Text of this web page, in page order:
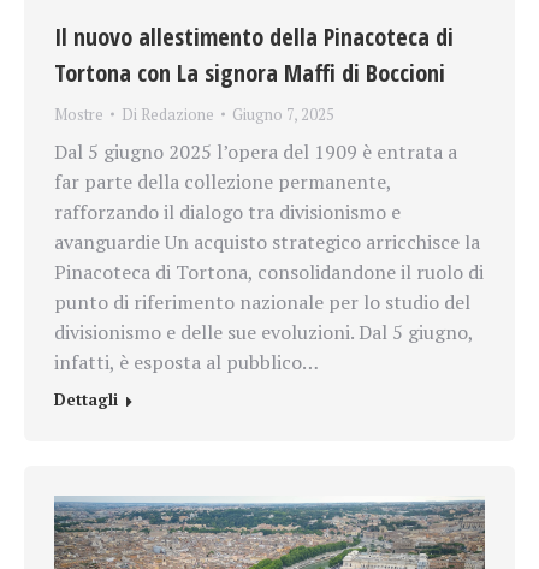
Il nuovo allestimento della Pinacoteca di
Tortona con La signora Maffi di Boccioni
Mostre Di Redazione Giugno 7, 2025
Dal 5 giugno 2025 l’opera del 1909 è entrata a
far parte della collezione permanente,
rafforzando il dialogo tra divisionismo e
avanguardie Un acquisto strategico arricchisce la
Pinacoteca di Tortona, consolidandone il ruolo di
punto di riferimento nazionale per lo studio del
divisionismo e delle sue evoluzioni. Dal 5 giugno,
infatti, è esposta al pubblico…
Dettagli